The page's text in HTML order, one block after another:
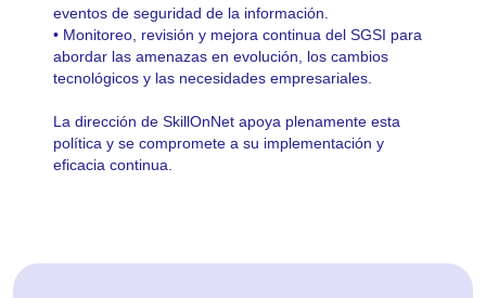
eventos de seguridad de la información.
• Monitoreo, revisión y mejora continua del SGSI para
abordar las amenazas en evolución, los cambios
tecnológicos y las necesidades empresariales.
La dirección de SkillOnNet apoya plenamente esta
política y se compromete a su implementación y
eficacia continua.